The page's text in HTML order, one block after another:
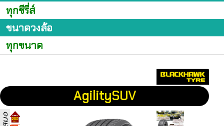
ทุกซีรี่ส์
ขนาดวงล้อ
ทุกขนาด
AgilitySUV